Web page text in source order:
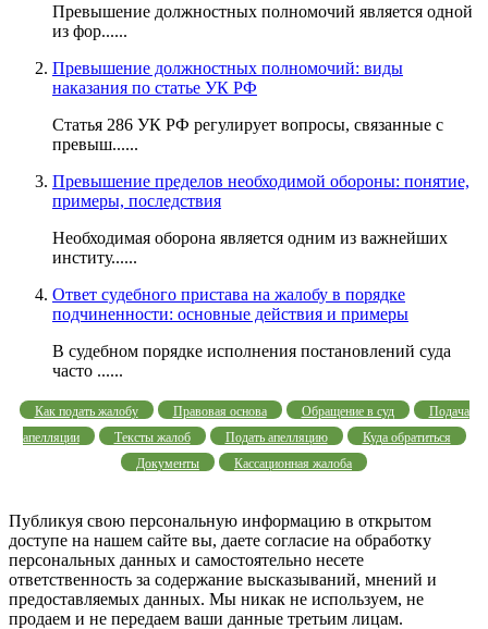
Превышение должностных полномочий является одной
из фор......
Превышение должностных полномочий: виды
наказания по статье УК РФ
Статья 286 УК РФ регулирует вопросы, связанные с
превыш......
Превышение пределов необходимой обороны: понятие,
примеры, последствия
Необходимая оборона является одним из важнейших
институ......
Ответ судебного пристава на жалобу в порядке
подчиненности: основные действия и примеры
В судебном порядке исполнения постановлений суда
часто ......
Как подать жалобу Правовая основа Обращение в суд
Подача
апелляции
Тексты жалоб Подать апелляцию
Куда обратиться
Документы
Кассационная жалоба
Публикуя свою персональную информацию в открытом
доступе на нашем сайте вы, даете согласие на обработку
персональных данных и самостоятельно несете
ответственность за содержание высказываний, мнений и
предоставляемых данных. Мы никак не используем, не
продаем и не передаем ваши данные третьим лицам.